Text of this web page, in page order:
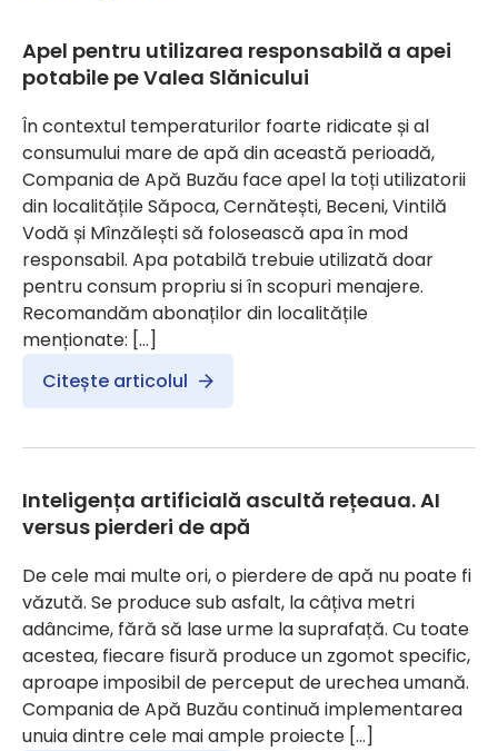
Apel pentru utilizarea responsabilă a apei
potabile pe Valea Slănicului
În contextul temperaturilor foarte ridicate și al
consumului mare de apă din această perioadă,
Compania de Apă Buzău face apel la toți utilizatorii
din localitățile Săpoca, Cernătești, Beceni, Vintilă
Vodă și Mînzălești să folosească apa în mod
responsabil. Apa potabilă trebuie utilizată doar
pentru consum propriu si în scopuri menajere.
Recomandăm abonaților din localitățile
menționate: […]
Citește articolul
Inteligența artificială ascultă rețeaua. AI
versus pierderi de apă
De cele mai multe ori, o pierdere de apă nu poate fi
văzută. Se produce sub asfalt, la câțiva metri
adâncime, fără să lase urme la suprafață. Cu toate
acestea, fiecare fisură produce un zgomot specific,
aproape imposibil de perceput de urechea umană.
Compania de Apă Buzău continuă implementarea
unuia dintre cele mai ample proiecte […]